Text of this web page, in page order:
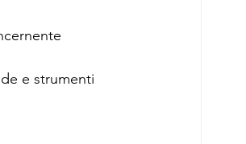
e strumenti